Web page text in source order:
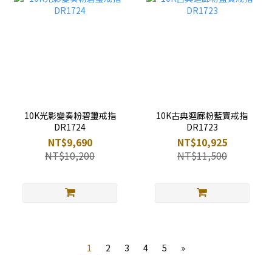
10K光影變奏粉碧璽戒指
DR1724
NT$9,690
NT$10,200
10K古典迴廊粉藍寶戒指
DR1723
NT$10,925
NT$11,500
1 2 3 4 5 »